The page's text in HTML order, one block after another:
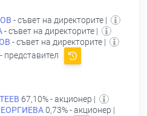
- съвет на директорите |
- съвет на директорите |
- съвет на директорите |
- представител
67,10% - акционер |
0,73% - акционер |